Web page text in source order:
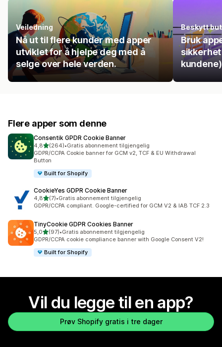
Veiledning
Nå ut til flere kunder med apper
utviklet for å hjelpe deg med å
selge over hele verden.
Beskytt
Bruk
Flere apper som denne
Consentik GPDR Cookie Banner
4,8av 5 stjerner
(264)
Totalt 264 omtaler
•Gratis abonnement tilgjengelig
GDPR/CCPA Cookie banner for GCM v2, TCF & EU Withdrawal
Button
Built for Shopify
CookieYes GDPR Cookie Banner
4,8av 5 stjerner
(7)
Totalt 7 omtaler
•Gratis abonnement tilgjengelig
GDPR/CCPA compliant. Google-certified for GCM V2 & IAB TCF 2.3
TinyCookie GDPR Cookies Banner
5,0av 5 stjerner
(97)
Totalt 97 omtaler
•Gratis abonnement tilgjengelig
GDPR/CCPA cookie compliance banner with Google Consent V2!
Built for Shopify
Vil du legge til en app?
Prøv Shopify gratis i tre dager